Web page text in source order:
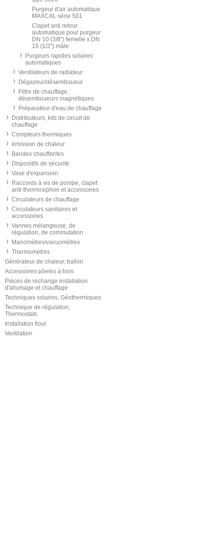
Purgeur d'air automatique
MAXCAL série 501
Clapet anti retour
automatique pour purgeur
DN 10 (3/8") femelle x DN
15 (1/2") mâle
Purgeurs rapides solaires
automatiques
Ventilateurs de radiateur
Dégazeur/désemboueur
Filtre de chauffage,
désemboueurs magnétiques
Préparateur d'eau de chauffage
Distributeurs, kits de circuit de
chauffage
Compteurs thermiques
émission de chaleur
Bandes chauffantes
Dispositifs de sécurité
Vase d'expansion
Raccords à vis de pompe, clapet
anti-thermosiphon et accessoires
Circulateurs de chauffage
Circulateurs sanitaires et
accessoires
Vannes mélangeuse, de
régulation, de commutation
Manomètres/vacuomètres
Thermomètres
Générateur de chaleur, ballon
Accessoires pôeles à bois
Pièces de rechange installation
d'allumage et chauffage
Techniques solaires, Géothermiques
Technique de régulation,
Thermostats
Installation fioul
Ventilation